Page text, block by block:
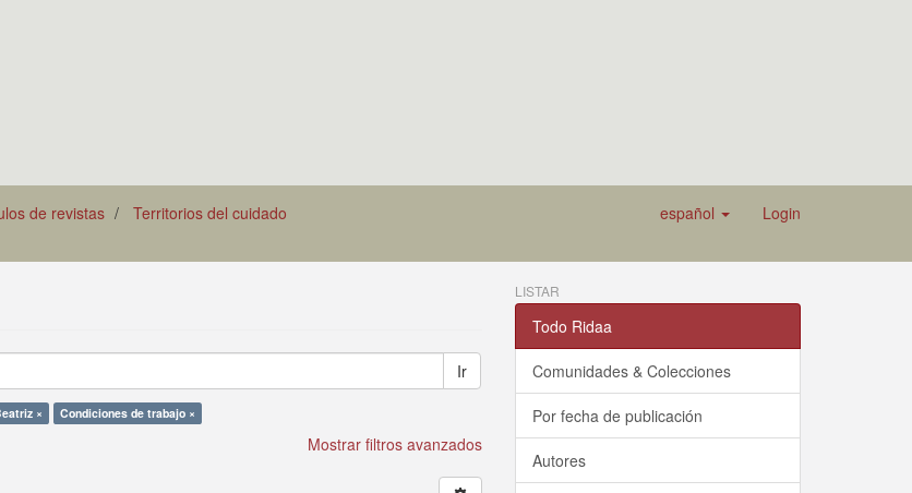
de revistas
Territorios del cuidado
español Login
Ir
× Condiciones de trabajo ×
Mostrar filtros avanzados
LISTAR
Todo Ridaa
Comunidades & Colecciones
Por fecha de publicación
Autores